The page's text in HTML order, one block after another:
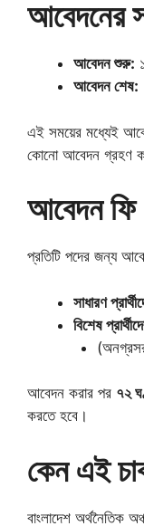
আবেদনের
আবেদন শুরু:
আবেদন শেষ:
এই সময়ের মধ্যেই
কোনো আবেদন গ্রহণ
আবেদন ফি
প্রতিটি পদের জন্য
সাধারণ
বিশেষ
(অনগ্রসর
আবেদন করার পর ৭২
করতে হবে।
কেন এই
বাংলাদেশ অর্থনৈতিক